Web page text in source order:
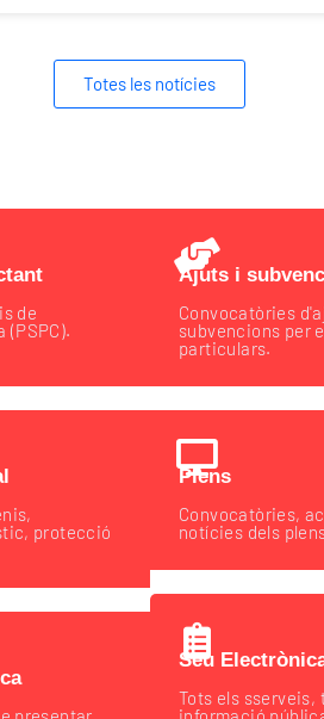
Totes les notícies
de
protecció
Ajuts i
Convocatòries
subvencions per
particulars.
Plens
Convocatòries,
notícies dels
Seu
Tots els sserveis,